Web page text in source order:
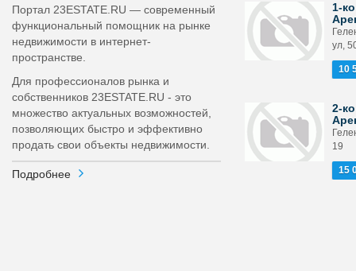
Портал 23ESTATE.RU — современный
функциональный помощник на рынке
недвижимости в интернет-
пространстве.
Для профессионалов рынка и
собственников 23ESTATE.RU - это
множество актуальных возможностей,
позволяющих быстро и эффективно
продать свои объекты недвижимости.
Подробнее
1-
ул,
10
2-
19
15